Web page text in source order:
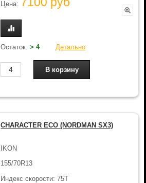
Цена:
Остаток:> 4 Детально
CHARACTER ECO (NORDMAN SX3)
IKON
155/70R13
Индекс скорости: 75T